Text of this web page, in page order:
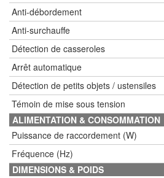
Anti-débordement
Anti-surchauffe
Détection de casseroles
Arrêt automatique
Détection de petits objets / ustensiles
Témoin de mise sous tension
ALIMENTATION & CONSOMMATION
Puissance de raccordement (W)
Fréquence (Hz)
DIMENSIONS & POIDS